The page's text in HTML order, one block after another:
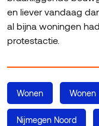
en liever vandaag
al bijna woningen
protestactie.
Wonen Wonen
Nijmegen Noord